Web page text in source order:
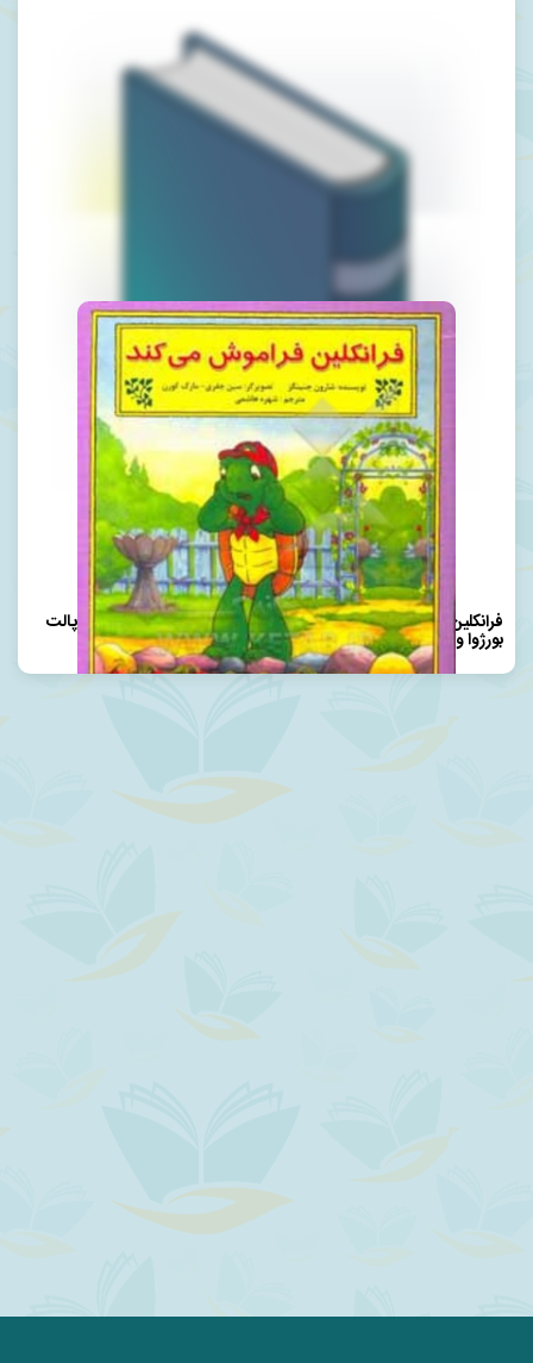
فرانکلین فراموش می‌کند: بر اساس شخصیت‌های خلق شده توسط پالت
بورژوا و برندا کلارک